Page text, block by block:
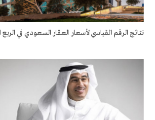
نتائج الرقم القياسي لأسعار العقار السعودي في الربع